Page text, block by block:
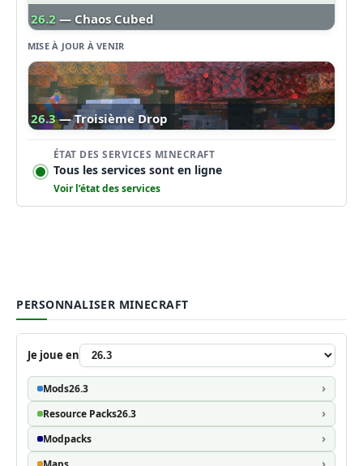
26.2 — Chaos Cubed
MISE À JOUR À VENIR
26.3 — Troisième Drop
ÉTAT DES SERVICES MINECRAFT
Tous les services sont en ligne
Voir l’état des services
PERSONNALISER MINECRAFT
Je joue en
Mods26.3
Resource Packs26.3
Modpacks